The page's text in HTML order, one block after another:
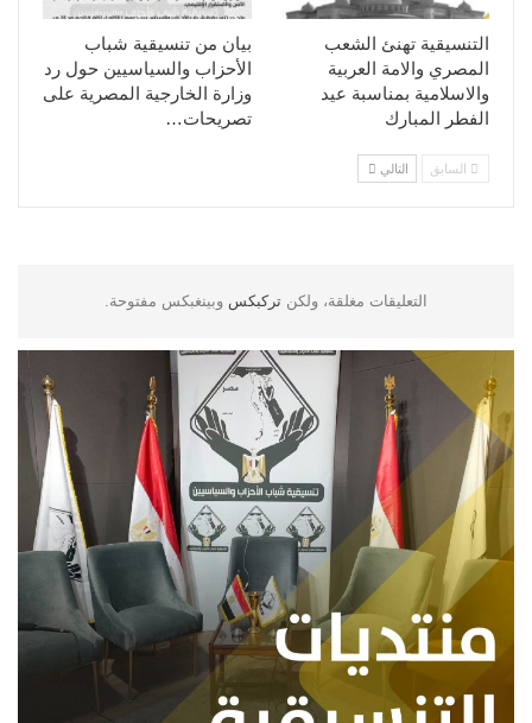
بيان من تنسيقية شباب
الأحزاب والسياسيين حول رد
وزارة الخارجية المصرية على
تصريحات…
التنسيقية تهنئ الشعب
المصري والامة العربية
والاسلامية بمناسبة عيد
الفطر المبارك
السابق التالي
التعليقات مغلقة، ولكن تركبكس وبينغبكس مفتوحة.